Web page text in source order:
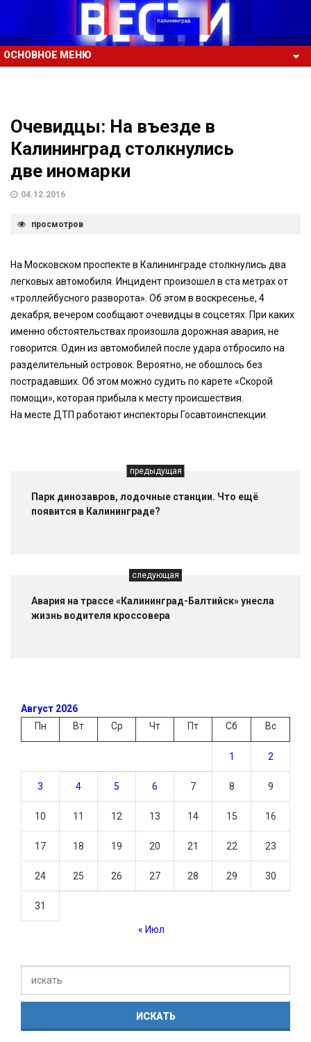
ОСНОВНОЕ МЕНЮ
Очевидцы: На въезде в
Калининград столкнулись
две иномарки
04.12.2016
просмотров
На Московском проспекте в Калининграде столкнулись два
легковых автомобиля. Инцидент произошел в ста метрах от
«троллейбусного разворота». Об этом в воскресенье, 4
декабря, вечером сообщают очевидцы в соцсетях. При каких
именно обстоятельствах произошла дорожная авария, не
говорится. Один из автомобилей после удара отбросило на
разделительный островок. Вероятно, не обошлось без
пострадавших. Об этом можно судить по карете «Скорой
помощи», которая прибыла к месту происшествия.
На месте ДТП работают инспекторы Госавтоинспекции.
предыдущая
Парк динозавров, лодочные станции. Что ещё
появится в Калининграде?
следующая
Авария на трассе «Калининград-Балтийск» унесла
жизнь водителя кроссовера
Август 2026
Пн
Вт Ср Чт Пт Сб Вс
1 2
3 4 5 6 7 8 9
10 11 12 13 14 15 16
17 18 19 20 21 22 23
24 25 26 27 28 29 30
31
« Июл